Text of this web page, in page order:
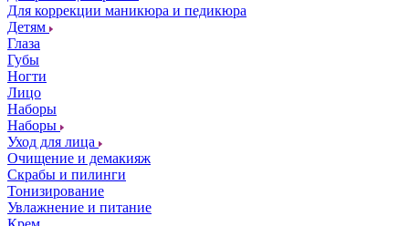
Для коррекции маникюра и педикюра
Детям
Глаза
Губы
Ногти
Лицо
Наборы
Наборы
Уход для лица
Очищение и демакияж
Скрабы и пилинги
Тонизирование
Увлажнение и питание